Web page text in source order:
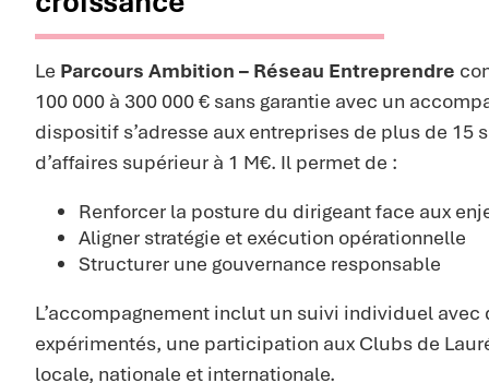
Le Parcours Ambition – Réseau Entreprendre
100 000 à 300 000 € sans garantie avec un
dispositif s’adresse aux entreprises de plus de 15
d’affaires supérieur à 1 M€. Il permet de :
Renforcer la posture du dirigeant face aux
Aligner stratégie et exécution opérationnelle
Structurer une gouvernance responsable
L’accompagnement inclut un suivi individuel avec
expérimentés, une participation aux Clubs de
locale, nationale et internationale.